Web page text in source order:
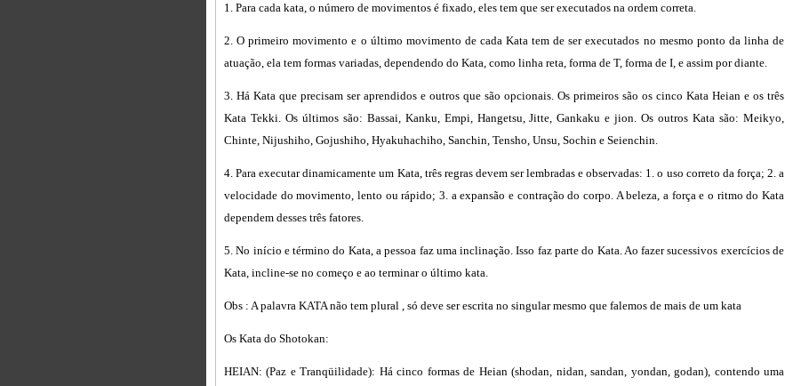
1. Para cada kata, o número de movimentos é fixado, eles tem que ser executados na ordem correta.
2. O primeiro movimento e o último movimento de cada Kata tem de ser executados no mesmo ponto da linha de
atuação, ela tem formas variadas, dependendo do Kata, como linha reta, forma de T, forma de I, e assim por diante.
3. Há Kata que precisam ser aprendidos e outros que são opcionais. Os primeiros são os cinco Kata Heian e os três
Kata Tekki. Os últimos são: Bassai, Kanku, Empi, Hangetsu, Jitte, Gankaku e jion. Os outros Kata são: Meikyo,
Chinte, Nijushiho, Gojushiho, Hyakuhachiho, Sanchin, Tensho, Unsu, Sochin e Seienchin.
4. Para executar dinamicamente um Kata, três regras devem ser lembradas e observadas: 1. o uso correto da força; 2. a
velocidade do movimento, lento ou rápido; 3. a expansão e contração do corpo. A beleza, a força e o ritmo do Kata
dependem desses três fatores.
5. No início e término do Kata, a pessoa faz uma inclinação. Isso faz parte do Kata. Ao fazer sucessivos exercícios de
Kata, incline-se no começo e ao terminar o último kata.
Obs : A palavra KATA não tem plural , só deve ser escrita no singular mesmo que falemos de mais de um kata
Os Kata do Shotokan:
HEIAN: (Paz e Tranqüilidade): Há cinco formas de Heian (shodan, nidan, sandan, yondan, godan), contendo uma